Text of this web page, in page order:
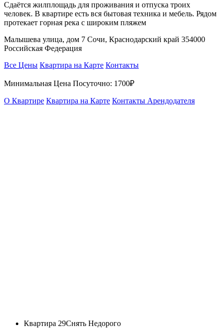
Сдаётся жилплощадь для проживания и отпуска троих
человек. В квартире есть вся бытовая техника и мебель. Рядом
протекает горная река с широким пляжем
Малышева улица, дом 7 Сочи, Краснодарский край 354000
Российская Федерация
Все Цены Квартира на Карте Контакты
Минимальная Цена Посуточно: 1700₽
О Квартире Квартира на Карте Контакты Арендодателя
Квартира 29Снять Недорого